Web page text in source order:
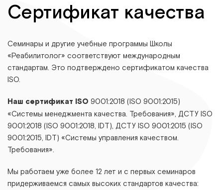
Сертификат качества
Семинары и другие учебные программы Школы
«Реабилитолог» соответствуют международным
стандартам. Это подтверждено сертификатом качества
ISO.
Наш сертификат ISO 9001:2018 (ISO 9001:2015)
«Системы менеджмента качества. Требования», ДСТУ ІЅО
9001:2018 (ІЅО 9001:2018, ІDТ), ДСТУ ІЅО 9001:2015 (ІЅО
9001:2015, ІDТ) «Системы управления качеством.
Требования».
Мы работаем уже более 12 лет и с первых семинаров
придерживаемся самых высоких стандартов качества: